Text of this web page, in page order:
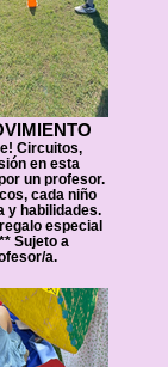
Circuitos,
en esta
un profesor.
cada niño
y habilidades.
especial
Sujeto a
a.